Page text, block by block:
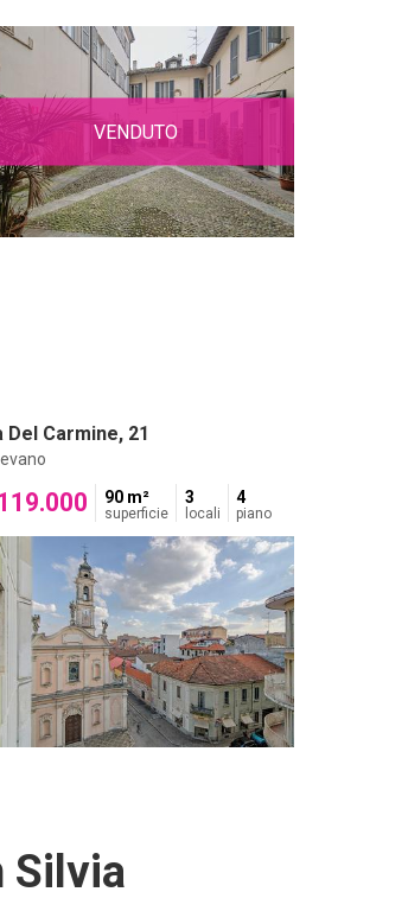
VENDUTO
Del Carmine, 21
90 m²
superficie
3
locali
4
piano
Silvia